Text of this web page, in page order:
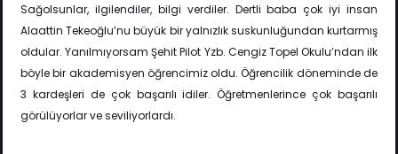
Sağolsunlar, ilgilendiler, bilgi verdiler. Dertli baba çok iyi insan
Alaattin Tekeoğlu’nu büyük bir yalnızlık suskunluğundan kurtarmış
oldular. Yanılmıyorsam Şehit Pilot Yzb. Cengiz Topel Okulu’ndan ilk
böyle bir akademisyen öğrencimiz oldu. Öğrencilik döneminde de
3 kardeşleri de çok başarılı idiler. Öğretmenlerince çok başarılı
görülüyorlar ve seviliyorlardı.